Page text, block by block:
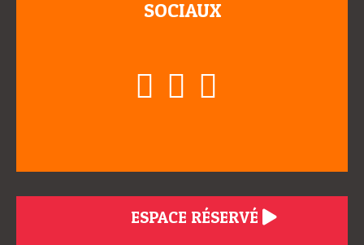
SOCIAUX
ESPACE RÉSERVÉ